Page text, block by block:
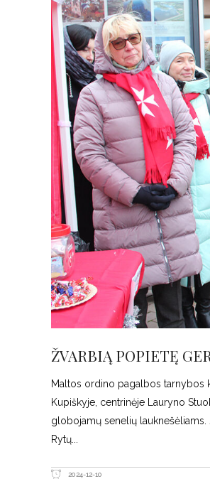
ŽVARBIĄ POPIETĘ
Maltos ordino pagalbos tarnybos
Kupiškyje, centrinėje Lauryno
globojamų senelių
Rytų
2024-12-10